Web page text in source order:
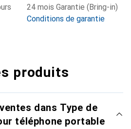
24 mois Garantie (Bring-in)
Conditions de garantie
produits
dans Type de
téléphone portable